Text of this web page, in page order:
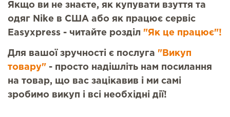
Якщо ви не знаєте, як купувати взуття та
одяг Nike в США або як працює сервіс
Easyxpress - читайте розділ "Як це працює"!
Для вашої зручності є послуга "Викуп
товару" - просто надішліть нам посилання
на товар, що вас зацікавив і ми самі
зробимо викуп і всі необхідні дії!